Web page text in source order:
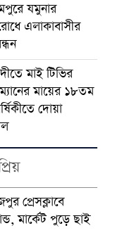
যমুনার
এলাকাবাসীর
মাই টিভির
মায়ের ১৮তম
দোয়া
প্রেসক্লাবে
মার্কেট পুড়ে ছাই